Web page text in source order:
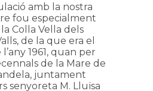
amb la nostra
fou especialment
Colla Vella dels
de la que era el
1961, quan per
de la Mare de
juntament
senyoreta M. Lluïsa